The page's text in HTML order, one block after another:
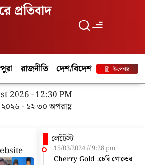
প্রতিবাদ
রাজনীতি দেশ/বিদেশ পর্যটনই-পেপার
2026 - 12:30 PM
- ১২:৩০ অপরাহ্ণ
লেটৈস্ট
Cherry Gold :চেরি গোল্ডের
15/03/2024 9:28 pm